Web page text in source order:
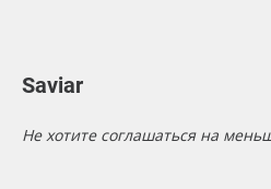
Компания
Профильные системы
Saviar
Не хотите соглашаться на
Толщина, мкм